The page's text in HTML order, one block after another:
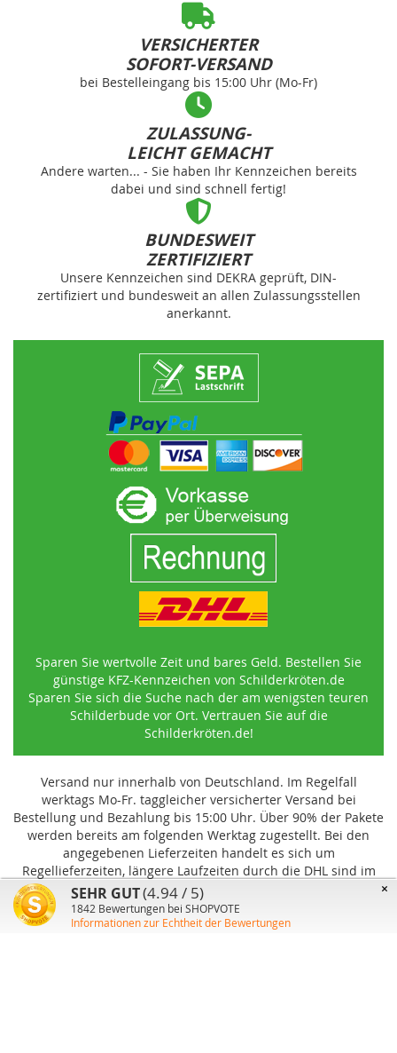
VERSICHERTER
SOFORT-VERSAND
bei Bestelleingang bis 15:00 Uhr (Mo-Fr)
ZULASSUNG-
LEICHT GEMACHT
Andere warten... - Sie haben Ihr Kennzeichen bereits
dabei und sind schnell fertig!
BUNDESWEIT
ZERTIFIZIERT
Unsere Kennzeichen sind DEKRA geprüft, DIN-
zertifiziert und bundesweit an allen Zulassungsstellen
anerkannt.
Sparen Sie wertvolle Zeit und bares Geld. Bestellen Sie
günstige KFZ-Kennzeichen von Schilderkröten.de
Sparen Sie sich die Suche nach der am wenigsten teuren
Schilderbude vor Ort. Vertrauen Sie auf die
Schilderkröten.de!
Versand nur innerhalb von Deutschland. Im Regelfall
werktags Mo-Fr. taggleicher versicherter Versand bei
Bestellung und Bezahlung bis 15:00 Uhr. Über 90% der Pakete
werden bereits am folgenden Werktag zugestellt. Bei den
angegebenen Lieferzeiten handelt es sich um
Regellieferzeiten, längere Laufzeiten durch die DHL sind im
Einzelfall möglich und können von uns nicht beeinflusst
werden.
×
SEHR GUT(4.94 / 5)
1842 Bewertungen bei SHOPVOTE
Informationen zur Echtheit der Bewertungen